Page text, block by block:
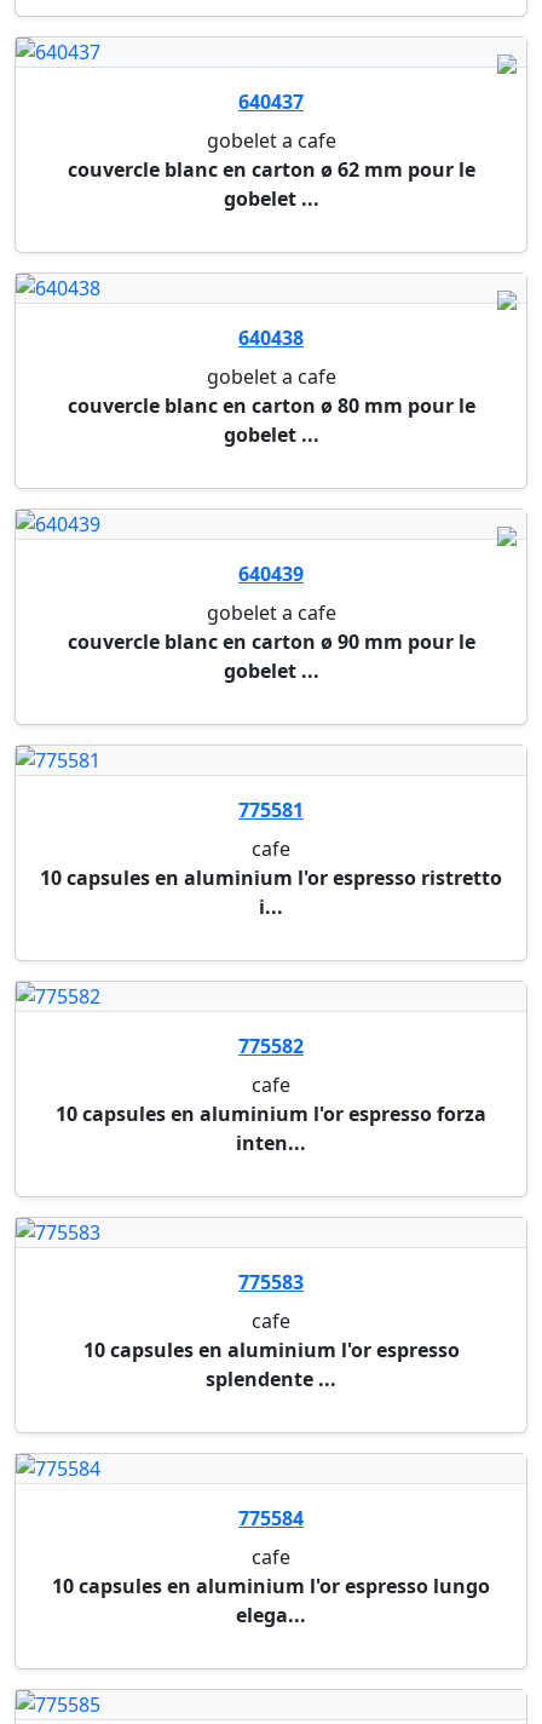
cafe
10 capsules en aluminium l'or espresso lungo
elega...
775585
cafe
10 capsules en aluminium l'or espresso lungo
profo...
775587
10 capsules en aluminium l'or espresso
mattinata i...
640100
gobelet a cafe
compatib...
640420
gobelet a cafe
gobelet en carton brun de ø 90 mm, 36 cl.
775423
lait pour cafe et the
lait liquide 9 g nutroma - en paquet de 200 pieces
640429
hu...
couvercle blanc de ø 62,5 mm pour le gobelet ref
m...
640102
couvercle blanc en carton ø 70,2 mm pour le
gobele...
640419